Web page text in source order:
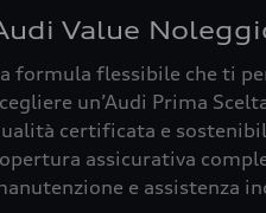
Value
formula flessibile che ti
un’Audi Prima
certificata e
assicurativa
e assistenza